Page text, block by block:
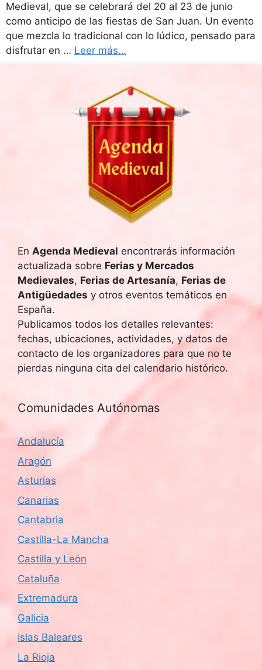
Medieval, que se celebrará del 20 al 23 de junio
como anticipo de las fiestas de San Juan. Un evento
que mezcla lo tradicional con lo lúdico, pensado para
disfrutar en … Leer más…
En Agenda Medieval encontrarás información
actualizada sobre Ferias y Mercados
Medievales, Ferias de Artesanía, Ferias de
Antigüedades y otros eventos temáticos en
España.
Publicamos todos los detalles relevantes:
fechas, ubicaciones, actividades, y datos de
contacto de los organizadores para que no te
pierdas ninguna cita del calendario histórico.
Comunidades Autónomas
Andalucía
Aragón
Asturias
Canarias
Cantabria
Castilla-La Mancha
Castilla y León
Cataluña
Extremadura
Galicia
Islas Baleares
La Rioja